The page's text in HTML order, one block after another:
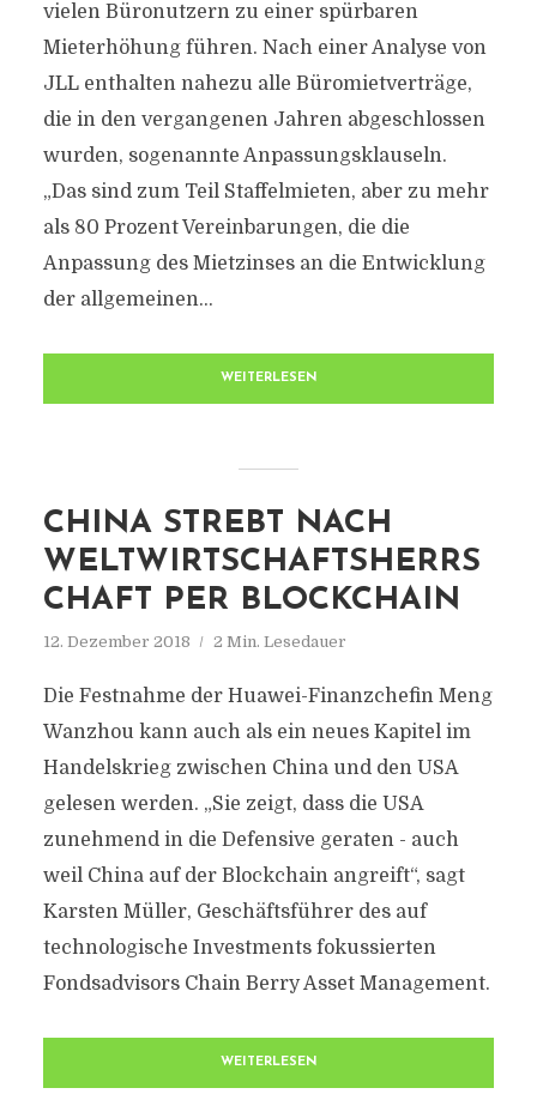
vielen Büronutzern zu einer spürbaren
Mieterhöhung führen. Nach einer Analyse von
JLL enthalten nahezu alle Büromietverträge,
die in den vergangenen Jahren abgeschlossen
wurden, sogenannte Anpassungsklauseln.
„Das sind zum Teil Staffelmieten, aber zu mehr
als 80 Prozent Vereinbarungen, die die
Anpassung des Mietzinses an die Entwicklung
der allgemeinen...
WEITERLESEN
CHINA STREBT NACH
WELTWIRTSCHAFTSHERRS
CHAFT PER BLOCKCHAIN
12. Dezember 2018 2 Min. Lesedauer
Die Festnahme der Huawei-Finanzchefin Meng
Wanzhou kann auch als ein neues Kapitel im
Handelskrieg zwischen China und den USA
gelesen werden. „Sie zeigt, dass die USA
zunehmend in die Defensive geraten - auch
weil China auf der Blockchain angreift“, sagt
Karsten Müller, Geschäftsführer des auf
technologische Investments fokussierten
Fondsadvisors Chain Berry Asset Management.
WEITERLESEN